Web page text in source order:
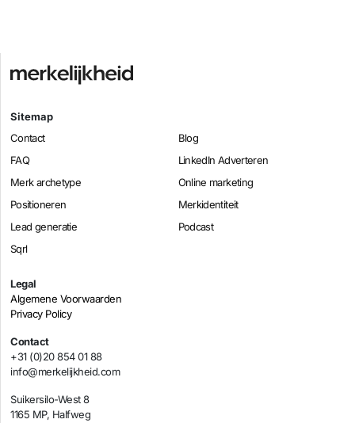
Sitemap
Contact
Blog
FAQ
LinkedIn Adverteren
Merk archetype
Online marketing
Positioneren
Merkidentiteit
Lead generatie
Podcast
Sqrl
Legal
Algemene Voorwaarden
Privacy Policy
Contact
+31 (0)20 854 01 88
info@merkelijkheid.com
Suikersilo-West 8
1165 MP, Halfweg